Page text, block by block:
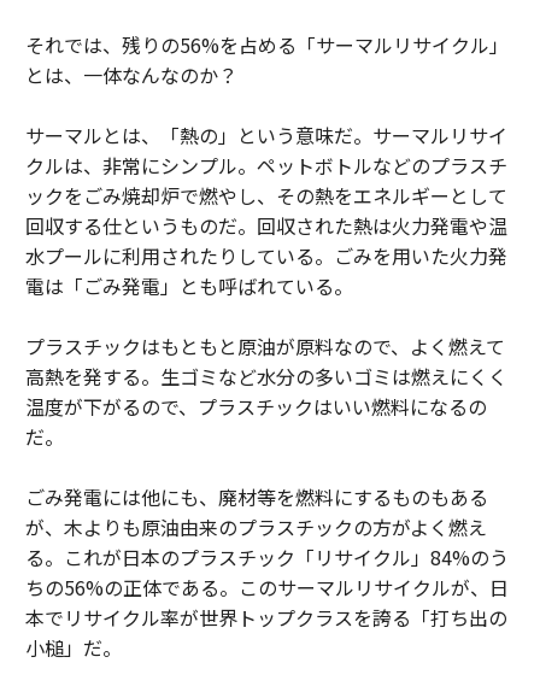
それでは、残りの56%を占める「サーマルリサイクル」
とは、一体なんなのか？
サーマルとは、「熱の」という意味だ。サーマルリサイ
クルは、非常にシンプル。ペットボトルなどのプラスチ
ックをごみ焼却炉で燃やし、その熱をエネルギーとして
回収する仕というものだ。回収された熱は火力発電や温
水プールに利用されたりしている。ごみを用いた火力発
電は「ごみ発電」とも呼ばれている。
プラスチックはもともと原油が原料なので、よく燃えて
高熱を発する。生ゴミなど水分の多いゴミは燃えにくく
温度が下がるので、プラスチックはいい燃料になるの
だ。
ごみ発電には他にも、廃材等を燃料にするものもある
が、木よりも原油由来のプラスチックの方がよく燃え
る。これが日本のプラスチック「リサイクル」84%のう
ちの56%の正体である。このサーマルリサイクルが、日
本でリサイクル率が世界トップクラスを誇る「打ち出の
小槌」だ。